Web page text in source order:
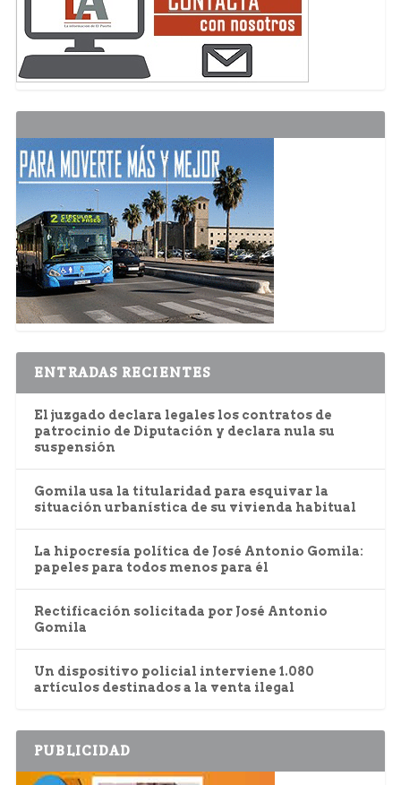
ENTRADAS RECIENTES
El juzgado declara legales los contratos de
patrocinio de Diputación y declara nula su
suspensión
Gomila usa la titularidad para esquivar la
situación urbanística de su vivienda habitual
La hipocresía política de José Antonio Gomila:
papeles para todos menos para él
Rectificación solicitada por José Antonio
Gomila
Un dispositivo policial interviene 1.080
artículos destinados a la venta ilegal
PUBLICIDAD